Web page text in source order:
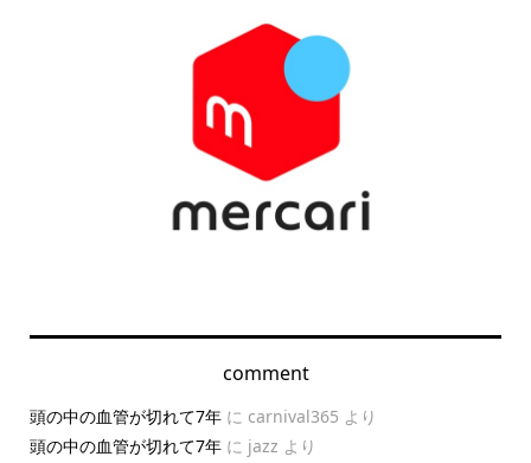
comment
頭の中の血管が切れて7年に carnival365 より
頭の中の血管が切れて7年に jazz より